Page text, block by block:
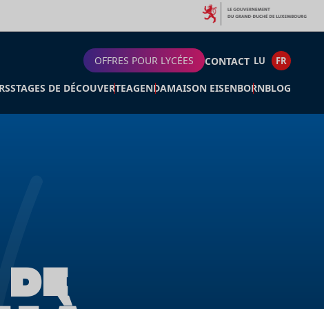
OFFRES POUR LYCÉES CONTACT LU FR
STAGES DE DÉCOUVERTEAGENDAMAISON EISENBORNBLOG